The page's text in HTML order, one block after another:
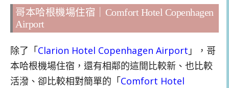
哥本哈根機場住宿｜Comfort Hotel Copenhagen
Airport
除了「Clarion Hotel Copenhagen Airport 」，哥
本哈根機場住宿，還有相鄰的這間比較新、也比較
活潑、卻比較相對簡單的「Comfort Hotel